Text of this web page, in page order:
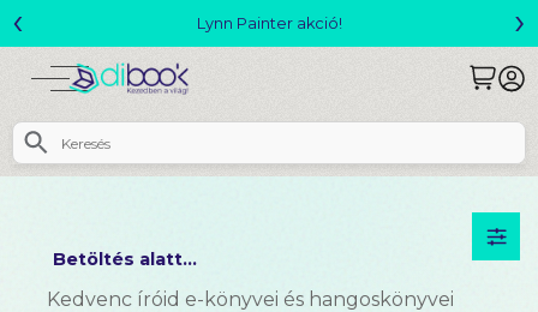
Megjelent!
‹ ›
Betöltés alatt...
Kedvenc íróid e-könyvei és hangoskönyvei